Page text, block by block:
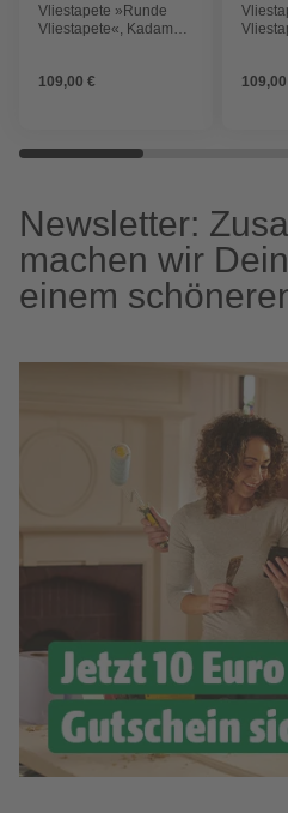
Vliestapete »Runde
Vliestapete«, Kadam
109,00 €
Newsletter:
machen wir
einem